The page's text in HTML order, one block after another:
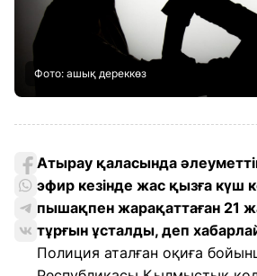
Фото: ашық дереккөз
Атырау қаласында
эфир кезінде жас қызға күш
пышақпен жарақаттаған 21
тұрғын ұсталды, деп
Полиция аталған оқиға